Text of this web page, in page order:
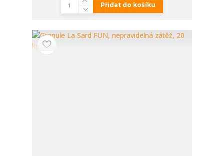
Přidat do košíku